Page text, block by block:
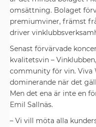
omsättning. Bolaget
premiumviner, främst
driver
Senast förvärvade
kvalitetsvin –
community för vin. Viva
dominerande när det
Men det ena är inte en
Emil Sallnäs.
– Vi vill möta alla